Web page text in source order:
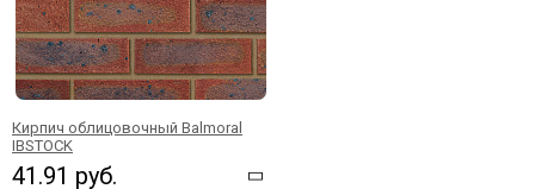
Кирпич облицовочный Balmoral
IBSTOCK
41.91 руб.